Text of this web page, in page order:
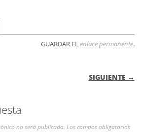
GUARDAR ELenlace permanente.
DE ENTRADAS
SIGUIENTE →
no será publicada. Los campos obligatorios